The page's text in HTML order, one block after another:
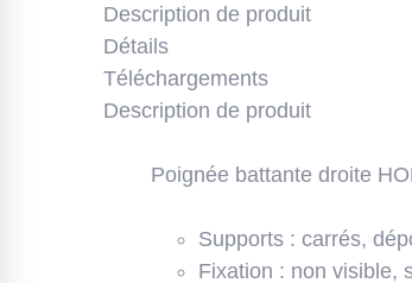
Description de produit
Détails
Téléchargements
Description de produit
Poignée battante droite
Supports : carrés,
Fixation : non visible,